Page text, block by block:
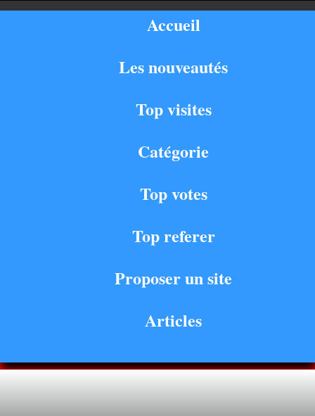
Accueil
Les nouveautés
Top visites
Catégorie
Top votes
Top referer
Proposer un site
Articles